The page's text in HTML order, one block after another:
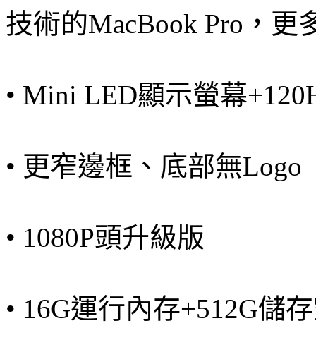
技術的MacBook Pro，
• Mini LED顯示螢幕
• 更窄邊框、底部無Logo
• 1080P頭升級版
• 16G運行內存+512G儲